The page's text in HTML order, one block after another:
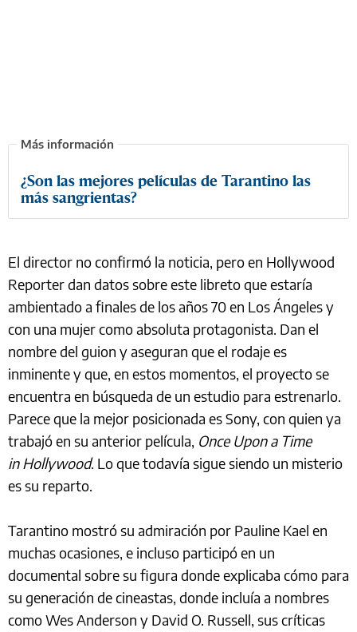
¿Son las mejores películas de Tarantino las
más sangrientas?
El director no confirmó la noticia, pero en Hollywood
Reporter dan datos sobre este libreto que estaría
ambientado a finales de los años 70 en Los Ángeles y
con una mujer como absoluta protagonista. Dan el
nombre del guion y aseguran que el rodaje es
inminente y que, en estos momentos, el proyecto se
encuentra en búsqueda de un estudio para estrenarlo.
Parece que la mejor posicionada es Sony, con quien ya
trabajó en su anterior película, Once Upon a Time
in Hollywood. Lo que todavía sigue siendo un misterio
es su reparto.
Tarantino mostró su admiración por Pauline Kael en
muchas ocasiones, e incluso participó en un
documental sobre su figura donde explicaba cómo para
su generación de cineastas, donde incluía a nombres
como Wes Anderson y David O. Russell, sus críticas